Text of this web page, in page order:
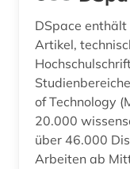
DSpace
Artikel,
of Technology
20.000
über 46.000
Arbeiten ab